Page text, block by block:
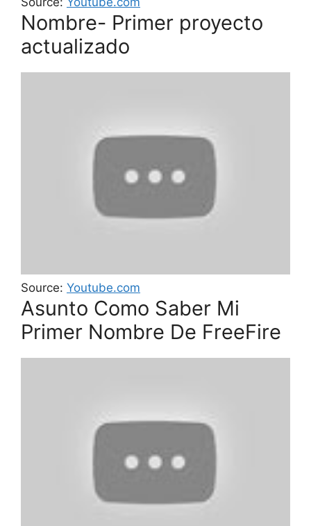
Nombre- Primer proyecto
actualizado
Source: Youtube.com
Asunto Como Saber Mi
Primer Nombre De FreeFire